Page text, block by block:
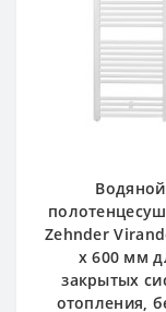
Водяной
Zehnder
x 600 мм
закрытых
отопления,